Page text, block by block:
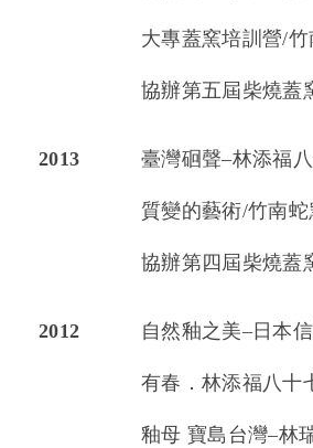
大專蓋窯培訓營/
協辦第五屆柴燒蓋
2013 臺灣硘聲–林添福
質變的藝術/竹南
協辦第四屆柴燒蓋
2012 自然釉之美–日本
有春．林添福八十
釉母 寶島台灣–林